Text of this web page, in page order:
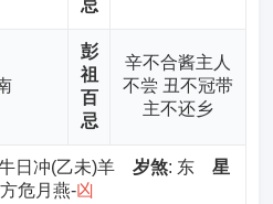
忌
彭
祖
百
忌
辛不合酱主人
不尝 丑不冠带
主不还乡
日冲(乙未)羊 岁煞: 东 星
危月燕-凶